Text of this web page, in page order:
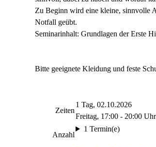
Zu Beginn wird eine kleine, sinnvolle
Notfall geübt.
Seminarinhalt: Grundlagen der Erste
Bitte geeignete Kleidung und feste
Zeiten
1 Tag, 02.10.2026
Freitag, 17:00 - 20:00 Uhr
Anzahl
1 Termin(e)